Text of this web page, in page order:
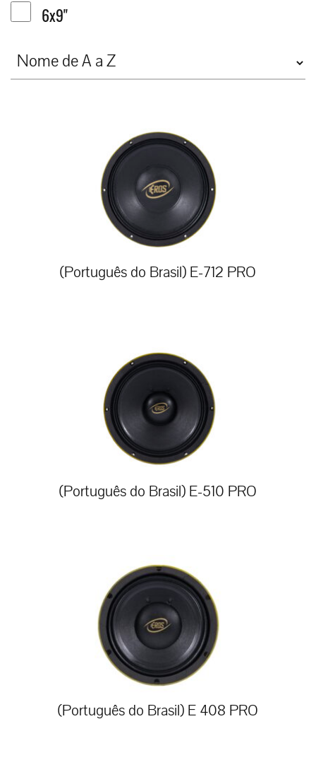
6x9"
(Português do Brasil) E-712 PRO
(Português do Brasil) E-510 PRO
(Português do Brasil) E 408 PRO